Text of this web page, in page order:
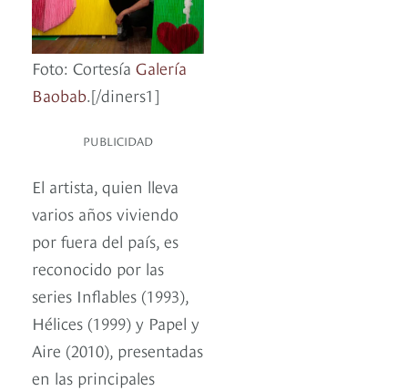
Foto: Cortesía Galería
Baobab .[/diners1]
PUBLICIDAD
El artista, quien lleva
varios años viviendo
por fuera del país, es
reconocido por las
series Inflables (1993),
Hélices (1999) y Papel y
Aire (2010), presentadas
en las principales